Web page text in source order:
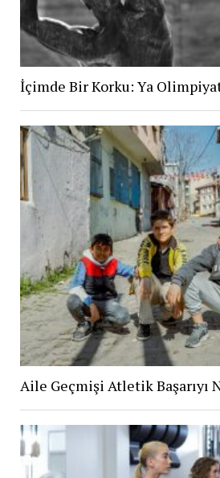
İçimde Bir Korku: Ya
Aile Geçmişi Atletik Başarıyı